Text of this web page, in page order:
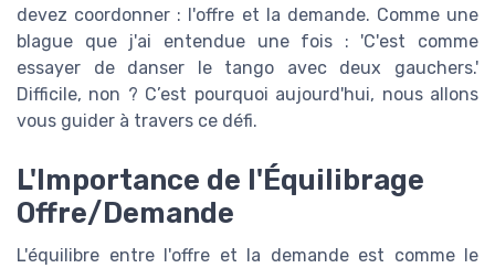
devez coordonner : l'offre et la demande. Comme une
blague que j'ai entendue une fois : 'C'est comme
essayer de danser le tango avec deux gauchers.'
Difficile, non ? C’est pourquoi aujourd'hui, nous allons
vous guider à travers ce défi.
L'Importance de l'Équilibrage
Offre/Demande
L'équilibre entre l'offre et la demande est comme le